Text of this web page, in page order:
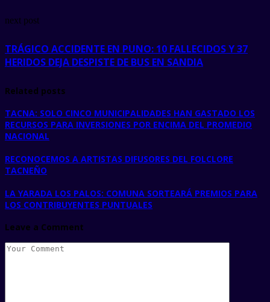
next post
TRÁGICO ACCIDENTE EN PUNO: 10 FALLECIDOS Y 37
HERIDOS DEJA DESPISTE DE BUS EN SANDIA
Related posts
TACNA: SOLO CINCO MUNICIPALIDADES HAN GASTADO LOS
RECURSOS PARA INVERSIONES POR ENCIMA DEL PROMEDIO
NACIONAL
RECONOCEMOS A ARTISTAS DIFUSORES DEL FOLCLORE
TACNEÑO
LA YARADA LOS PALOS: COMUNA SORTEARÁ PREMIOS PARA
LOS CONTRIBUYENTES PUNTUALES
Leave a Comment